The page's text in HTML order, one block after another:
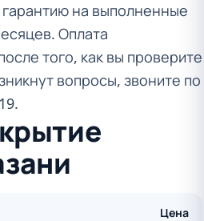
на выполненные
Оплата
того, как вы проверите
вопросы, звоните по
Цена